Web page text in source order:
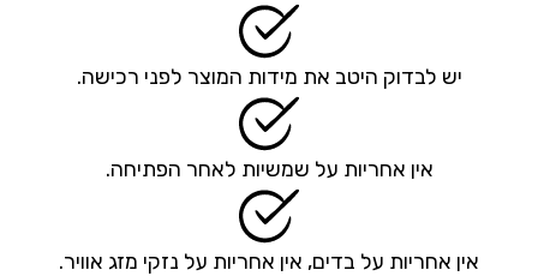
יש לבדוק היטב את מידות המוצר לפני רכישה.
אין אחריות על שמשיות לאחר הפתיחה.
אין אחריות על בדים, אין אחריות על נזקי מזג אוויר.